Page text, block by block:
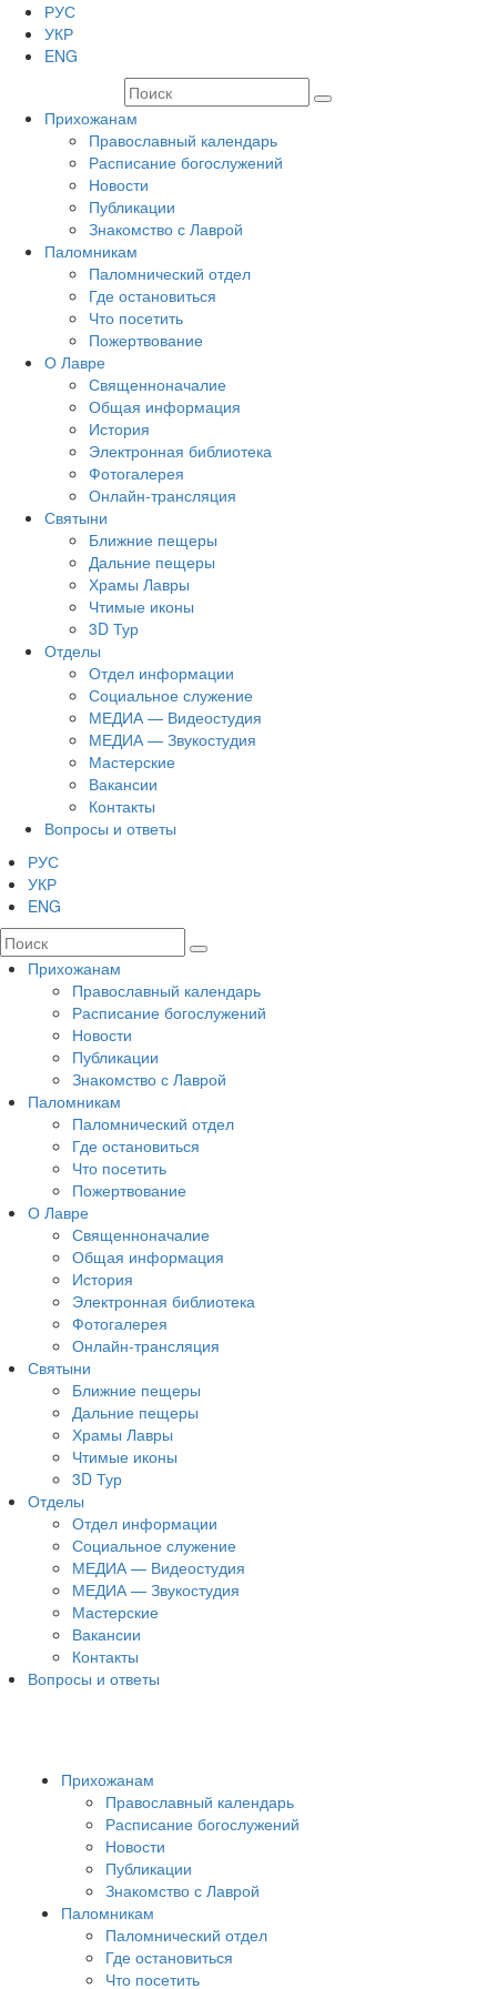
РУС
УКР
ENG
Прихожанам
Православный календарь
Расписание богослужений
Новости
Публикации
Знакомство с Лаврой
Паломникам
Паломнический отдел
Где остановиться
Что посетить
Пожертвование
О Лавре
Священноначалие
Общая информация
История
Электронная библиотека
Фотогалерея
Онлайн-трансляция
Святыни
Ближние пещеры
Дальние пещеры
Храмы Лавры
Чтимые иконы
3D Тур
Отделы
Отдел информации
Социальное служение
МЕДИА — Видеостудия
МЕДИА — Звукостудия
Мастерские
Вакансии
Контакты
Вопросы и ответы
РУС
УКР
ENG
Прихожанам
Православный календарь
Расписание богослужений
Новости
Публикации
Знакомство с Лаврой
Паломникам
Паломнический отдел
Где остановиться
Что посетить
Пожертвование
О Лавре
Священноначалие
Общая информация
История
Электронная библиотека
Фотогалерея
Онлайн-трансляция
Святыни
Ближние пещеры
Дальние пещеры
Храмы Лавры
Чтимые иконы
3D Тур
Отделы
Отдел информации
Социальное служение
МЕДИА — Видеостудия
МЕДИА — Звукостудия
Мастерские
Вакансии
Контакты
Вопросы и ответы
Прихожанам
Православный календарь
Расписание богослужений
Новости
Публикации
Знакомство с Лаврой
Паломникам
Паломнический отдел
Где остановиться
Что посетить